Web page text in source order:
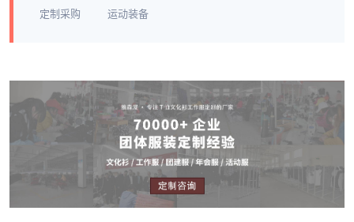
定制采购 运动装备